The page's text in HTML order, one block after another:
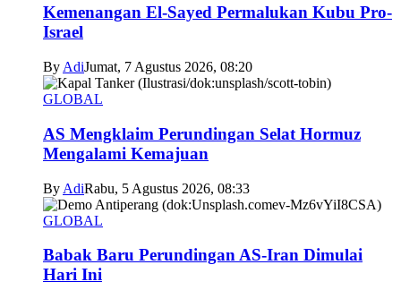
Kemenangan El-Sayed Permalukan Kubu Pro-
Israel
By AdiJumat, 7 Agustus 2026, 08:20
GLOBAL
AS Mengklaim Perundingan Selat Hormuz
Mengalami Kemajuan
By AdiRabu, 5 Agustus 2026, 08:33
GLOBAL
Babak Baru Perundingan AS-Iran Dimulai
Hari Ini